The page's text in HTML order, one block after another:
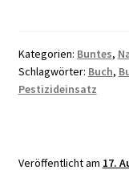
Kategorien: Buntes,
Schlagwörter: Buch,
Pestizideinsatz
Veröffentlicht am 17.